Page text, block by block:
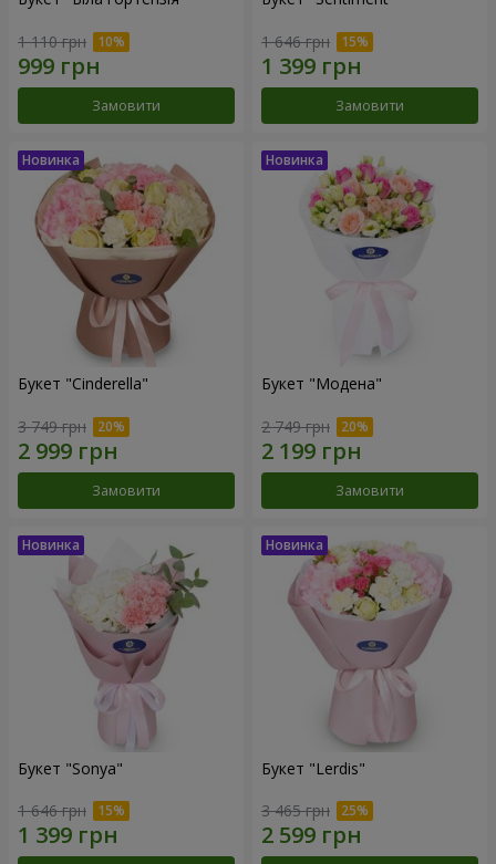
1 110 грн
Замовити
1 646 грн
Замовити
Букет "Cinderella"
3 749 грн
Замовити
Букет "Модена"
2 749 грн
Замовити
Букет "Sonya"
1 646 грн
Букет "Lerdis"
3 465 грн